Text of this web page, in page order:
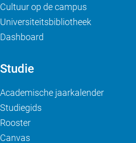
Cultuur op de campus
Universiteitsbibliotheek
Dashboard
Studie
Academische jaarkalender
Studiegids
Rooster
Canvas